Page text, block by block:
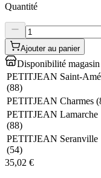
Quantité
Ajouter au panier
Disponibilité magasin
PETITJEAN Saint-Amé
(88)
PETITJEAN Charmes (
PETITJEAN Lamarche
(88)
PETITJEAN Seranville
(54)
35,02 €